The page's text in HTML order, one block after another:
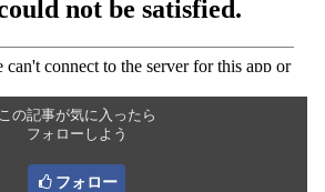
この記事が気に入ったら
フォローしよう
フォロー